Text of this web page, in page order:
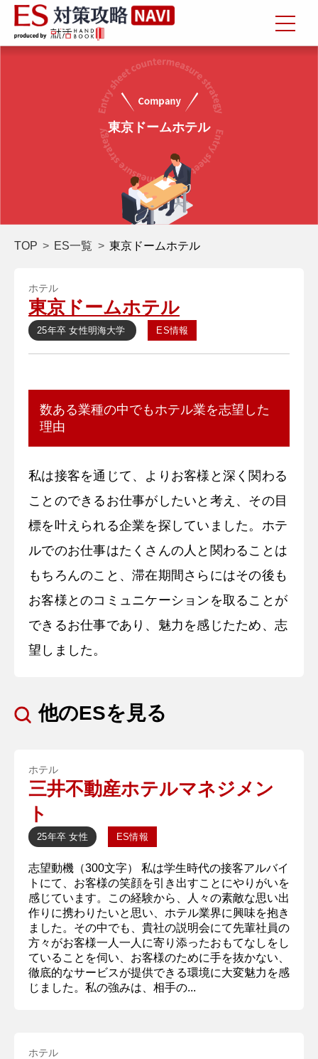
東京ドームホテル
TOP ES一覧 東京ドームホテル
ホテル
東京ドームホテル
25年卒 女性明海大学 ES情報
数ある業種の中でもホテル業を志望した
理由
私は接客を通じて、よりお客様と深く関わる
ことのできるお仕事がしたいと考え、その目
標を叶えられる企業を探していました。ホテ
ルでのお仕事はたくさんの人と関わることは
もちろんのこと、滞在期間さらにはその後も
お客様とのコミュニケーションを取ることが
できるお仕事であり、魅力を感じたため、志
望しました。
他のESを見る
ホテル
三井不動産ホテルマネジメン
ト
25年卒 女性 ES情報
志望動機（300文字） 私は学生時代の接客アルバイ
トにて、お客様の笑顔を引き出すことにやりがいを
感じています。この経験から、人々の素敵な思い出
作りに携わりたいと思い、ホテル業界に興味を抱き
ました。その中でも、貴社の説明会にて先輩社員の
方々がお客様一人一人に寄り添ったおもてなしをし
ていることを伺い、お客様のために手を抜かない、
徹底的なサービスが提供できる環境に大変魅力を感
じました。私の強みは、相手の...
ホテル